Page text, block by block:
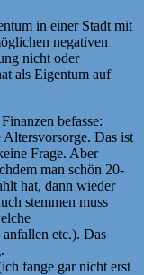
in einer Stadt mit
negativen
nicht oder
als Eigentum auf
befasse:
Das ist
Frage. Aber
man schön 20-
hat, dann wieder
stemmen muss
etc.). Das
fange gar nicht erst